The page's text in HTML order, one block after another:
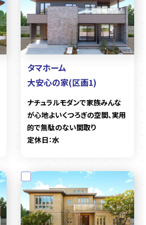
タマホーム
大安心の家(区画1)
ナチュラルモダンで家族みんな
が心地よいくつろぎの空間、実用
的で無駄のない間取り
定休日：水